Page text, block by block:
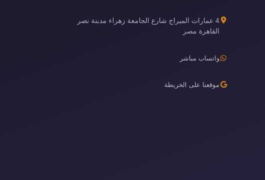
4 عمارات الميراج شارع الجامعة زهراء مدينة نصر
القاهرة مصر
واتساب مباشر
موقعنا على الخريطة